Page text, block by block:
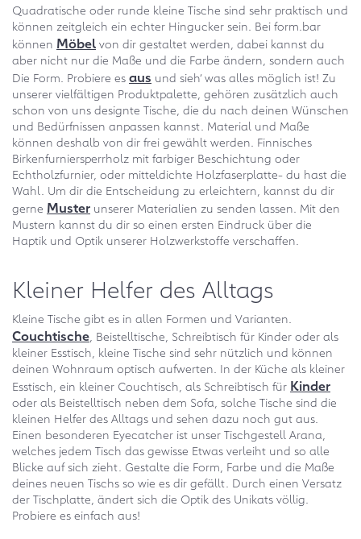
Quadratische oder runde kleine Tische sind sehr praktisch und
können zeitgleich ein echter Hingucker sein. Bei form.bar
können Möbel von dir gestaltet werden, dabei kannst du
aber nicht nur die Maße und die Farbe ändern, sondern auch
Die Form. Probiere es aus und sieh‘ was alles möglich ist! Zu
unserer vielfältigen Produktpalette, gehören zusätzlich auch
schon von uns designte Tische, die du nach deinen Wünschen
und Bedürfnissen anpassen kannst. Material und Maße
können deshalb von dir frei gewählt werden. Finnisches
Birkenfurniersperrholz mit farbiger Beschichtung oder
Echtholzfurnier, oder mitteldichte Holzfaserplatte- du hast die
Wahl. Um dir die Entscheidung zu erleichtern, kannst du dir
gerne Muster unserer Materialien zu senden lassen. Mit den
Mustern kannst du dir so einen ersten Eindruck über die
Haptik und Optik unserer Holzwerkstoffe verschaffen.
Kleiner Helfer des Alltags
Kleine Tische gibt es in allen Formen und Varianten.
Couchtische , Beistelltische, Schreibtisch für Kinder oder als
kleiner Esstisch, kleine Tische sind sehr nützlich und können
deinen Wohnraum optisch aufwerten. In der Küche als kleiner
Esstisch, ein kleiner Couchtisch, als Schreibtisch für Kinder
oder als Beistelltisch neben dem Sofa, solche Tische sind die
kleinen Helfer des Alltags und sehen dazu noch gut aus.
Einen besonderen Eyecatcher ist unser Tischgestell Arana,
welches jedem Tisch das gewisse Etwas verleiht und so alle
Blicke auf sich zieht. Gestalte die Form, Farbe und die Maße
deines neuen Tischs so wie es dir gefällt. Durch einen Versatz
der Tischplatte, ändert sich die Optik des Unikats völlig.
Probiere es einfach aus!